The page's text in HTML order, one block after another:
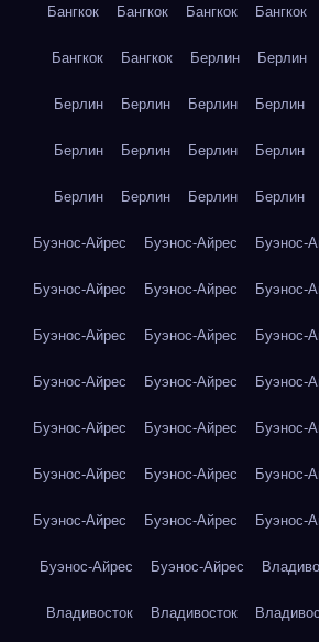
Бангкок Бангкок Бангкок Бангкок
Бангкок Бангкок Берлин Берлин
Берлин Берлин Берлин Берлин
Берлин Берлин Берлин Берлин
Берлин Берлин Берлин Берлин
Буэнос-Айрес Буэнос-Айрес Буэнос-
Буэнос-Айрес Буэнос-Айрес Буэнос-
Буэнос-Айрес Буэнос-Айрес Буэнос-
Буэнос-Айрес Буэнос-Айрес Буэнос-
Буэнос-Айрес Буэнос-Айрес Буэнос-
Буэнос-Айрес Буэнос-Айрес Буэнос-
Буэнос-Айрес Буэнос-Айрес Буэнос-
Буэнос-Айрес Буэнос-Айрес
Владивосток Владивосток